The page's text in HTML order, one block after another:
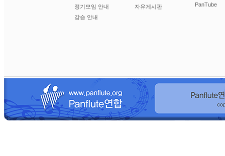
정기모임 안내
강습 안내
자유게시판
PanTube